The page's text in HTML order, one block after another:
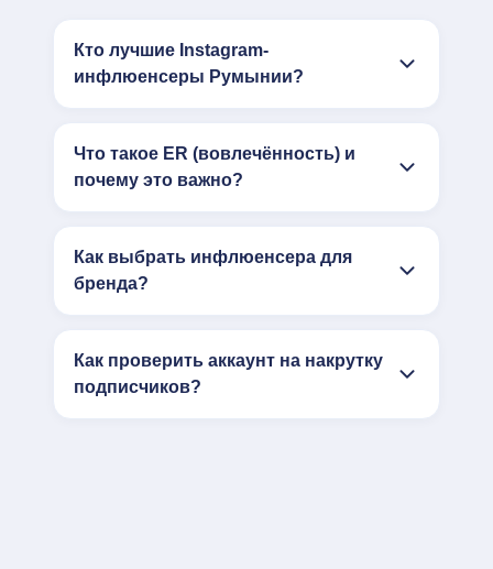
Кто лучшие Instagram-
инфлюенсеры Румынии?
Что такое ER (вовлечённость) и
почему это важно?
Как выбрать инфлюенсера для
бренда?
Как проверить аккаунт на накрутку
подписчиков?